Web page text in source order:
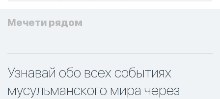
Мечети рядом
Узнавай обо всех событиях
мусульманского мира через